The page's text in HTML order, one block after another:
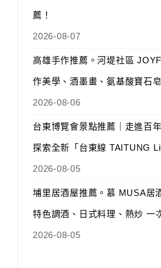
薦！
2026-08-07
高雄手作推薦。河堤社區
作美學、酒墨畫、氨基酸寶石皂
2026-08-06
台東博覽會景點推薦｜走進百
探索全新「台東線 TAITUNG
2026-08-05
埔里居酒屋推薦。慕 MUSA居
特色調酒、日式料理、熱炒 一
2026-08-05